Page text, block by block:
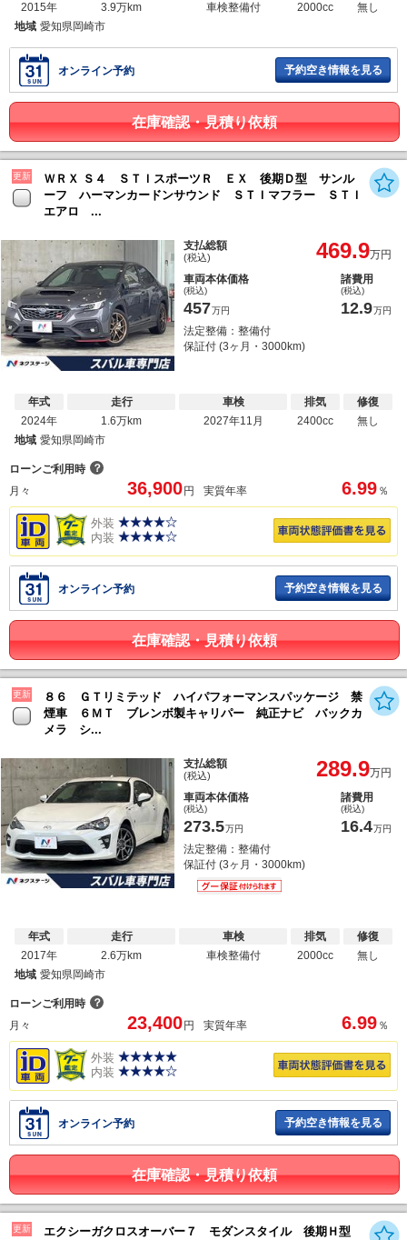
2015年
3.9万km
車検整備付
2000cc
無し
地域 愛知県岡崎市
オンライン予約 予約空き情報を見る
在庫確認・見積り依頼
更新
ＷＲＸ Ｓ４ ＳＴＩスポーツＲ ＥＸ 後期Ｄ型 サンル
ーフ ハーマンカードンサウンド ＳＴＩマフラー ＳＴＩ
エアロ ...
支払総額
(税込) 469.9万円
車両本体価格
(税込)
457万円
諸費用
(税込)
12.9万円
法定整備：整備付
保証付 (3ヶ月・3000km)
年式
2024年
走行
1.6万km
車検
2027年11月
排気
2400cc
修復
無し
地域 愛知県岡崎市
ローンご利用時 ？
月々
36,900円 実質年率 6.99 ％
外装
内装
オンライン予約 予約空き情報を見る
在庫確認・見積り依頼
更新
８６ ＧＴリミテッド ハイパフォーマンスパッケージ 禁
煙車 ６ＭＴ ブレンボ製キャリパー 純正ナビ バックカ
メラ シ...
支払総額
(税込) 289.9万円
車両本体価格
(税込)
273.5万円
諸費用
(税込)
16.4万円
法定整備：整備付
保証付 (3ヶ月・3000km)
年式
2017年
走行
2.6万km
車検
車検整備付
排気
2000cc
修復
無し
地域 愛知県岡崎市
ローンご利用時 ？
月々
23,400 円 実質年率 6.99 ％
外装
内装
オンライン予約 予約空き情報を見る
在庫確認・見積り依頼
更新
エクシーガクロスオーバー７ モダンスタイル 後期Ｈ型